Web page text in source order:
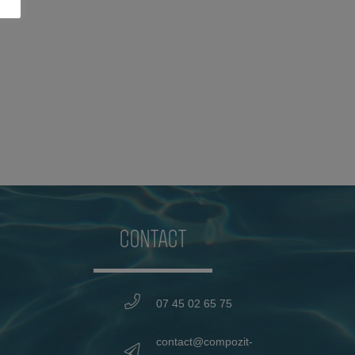
CONTACT
07 45 02 65 75
contact@compozit-